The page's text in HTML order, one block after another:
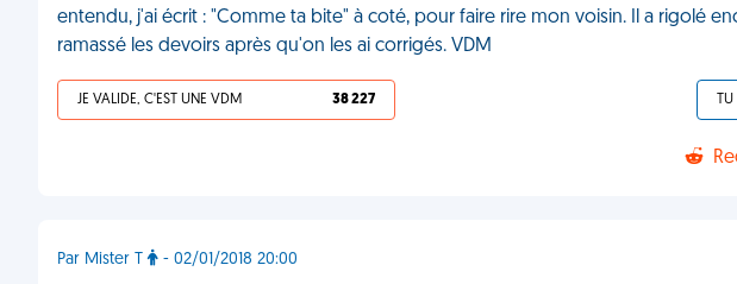
entendu, j'ai écrit : "Comme ta bite" à coté, pour faire rire mon voisin. Il a rigolé
ramassé les devoirs après qu'on les ai corrigés. VDM
JE VALIDE, C'EST UNE VDM 38 227
Par Mister T - 02/01/2018 20:00